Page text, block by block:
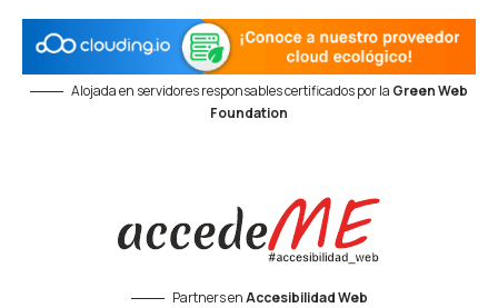
Alojada en servidores responsables certificados por la Green Web
Foundation
Partners enAccesibilidad Web